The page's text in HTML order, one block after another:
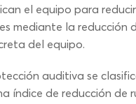
el equipo para
mediante la
del equipo.
auditiva se
índice de reducción